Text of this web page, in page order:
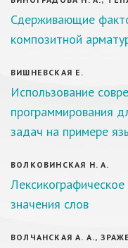
Сдерживающие
композитной
ВИШНЕВСКАЯ Е.
Использование
программирования
задач на примере
ВОЛКОВИНСКАЯ Н. А.
значения слов
ВОЛЧАНСКАЯ А. А.,